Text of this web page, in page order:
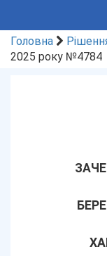
Головна
2025 року №4784